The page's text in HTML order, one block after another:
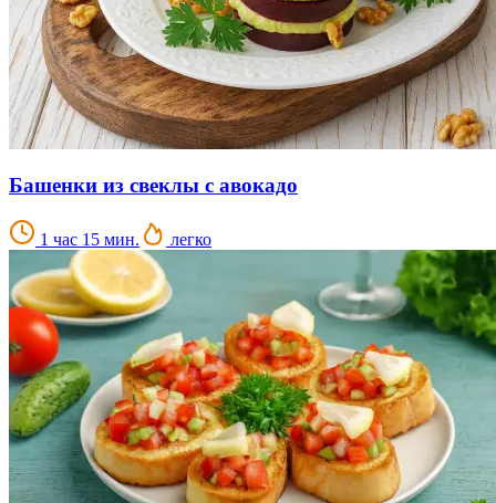
Башенки из свеклы с авокадо
1 час 15 мин. легко